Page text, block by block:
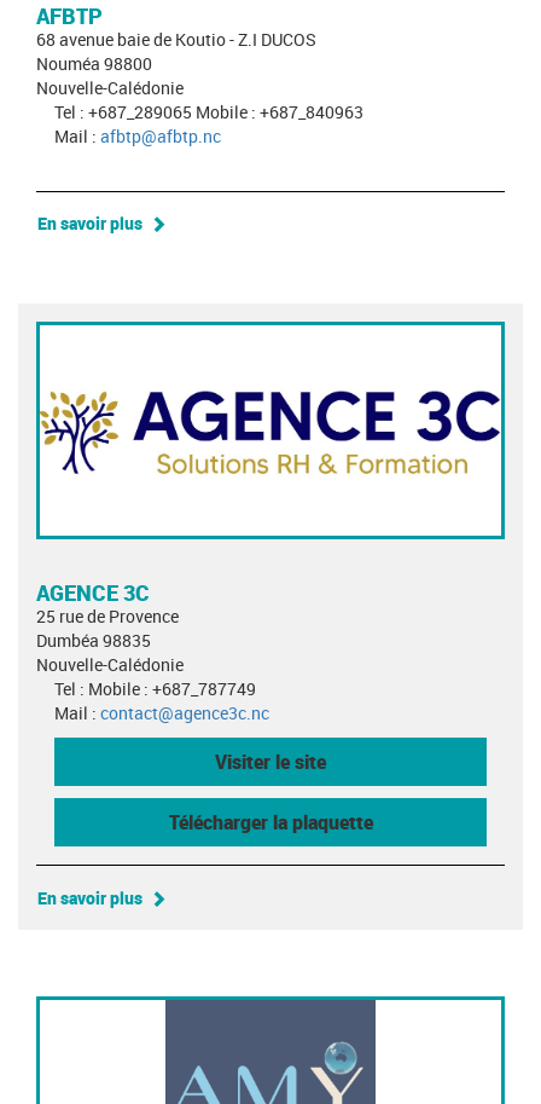
AFBTP
68 avenue baie de Koutio - Z.I DUCOS
Nouméa 98800
Nouvelle-Calédonie
Tel : +687_289065 Mobile : +687_840963
Mail : afbtp@afbtp.nc
En savoir plus
AGENCE 3C
25 rue de Provence
Dumbéa 98835
Nouvelle-Calédonie
Tel : Mobile : +687_787749
Mail : contact@agence3c.nc
Visiter le site
Télécharger la plaquette
En savoir plus